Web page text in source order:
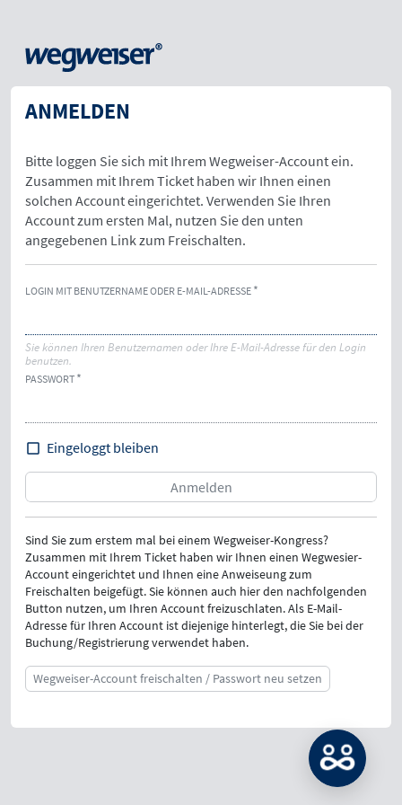
ANMELDEN
Bitte loggen Sie sich mit Ihrem Wegweiser-Account ein.
Zusammen mit Ihrem Ticket haben wir Ihnen einen
solchen Account eingerichtet. Verwenden Sie Ihren
Account zum ersten Mal, nutzen Sie den unten
angegebenen Link zum Freischalten.
LOGIN MIT BENUTZERNAME ODER E-MAIL-ADRESSE
Sie können Ihren Benutzernamen oder Ihre E-Mail-Adresse für den Login
benutzen.
PASSWORT
Eingeloggt bleiben
Sind Sie zum erstem mal bei einem Wegweiser-Kongress?
Zusammen mit Ihrem Ticket haben wir Ihnen einen Wegwesier-
Account eingerichtet und Ihnen eine Anweiseung zum
Freischalten beigefügt. Sie können auch hier den nachfolgenden
Button nutzen, um Ihren Account freizuschlaten. Als E-Mail-
Adresse für Ihren Account ist diejenige hinterlegt, die Sie bei der
Buchung/Registrierung verwendet haben.
Wegweiser-Account freischalten / Passwort neu setzen